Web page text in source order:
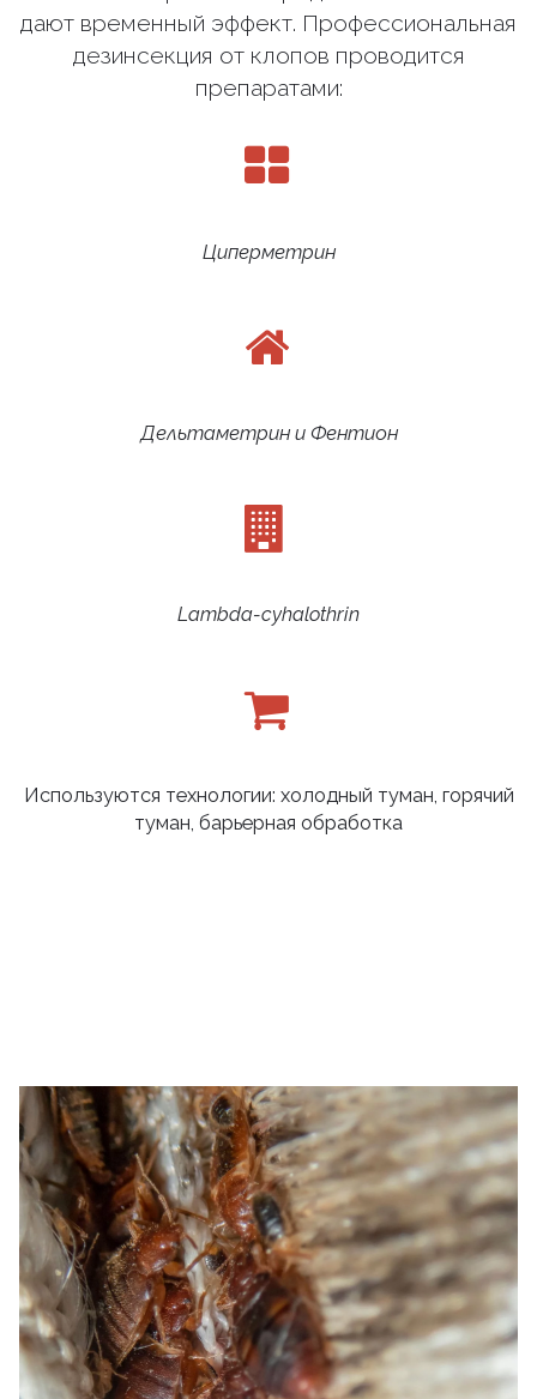
дают временный эффект. Профессиональная
дезинсекция от клопов проводится
препаратами:
Циперметрин
Дельтаметрин и Фентион
Lambda-cyhalothrin
Используются технологии: холодный туман, горячий
туман, барьерная обработка